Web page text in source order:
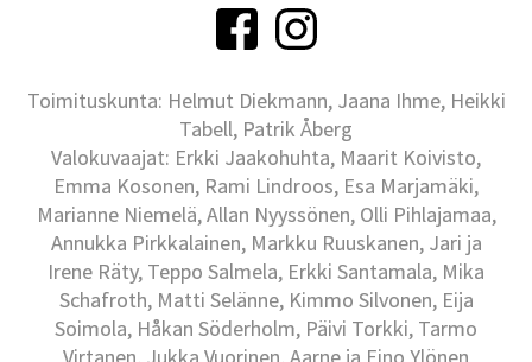
Toimituskunta: Helmut Diekmann, Jaana Ihme, Heikki
Tabell, Patrik Åberg
Valokuvaajat: Erkki Jaakohuhta, Maarit Koivisto,
Emma Kosonen, Rami Lindroos, Esa Marjamäki,
Marianne Niemelä, Allan Nyyssönen, Olli Pihlajamaa,
Annukka Pirkkalainen, Markku Ruuskanen, Jari ja
Irene Räty, Teppo Salmela, Erkki Santamala, Mika
Schafroth, Matti Selänne, Kimmo Silvonen, Eija
Soimola, Håkan Söderholm, Päivi Torkki, Tarmo